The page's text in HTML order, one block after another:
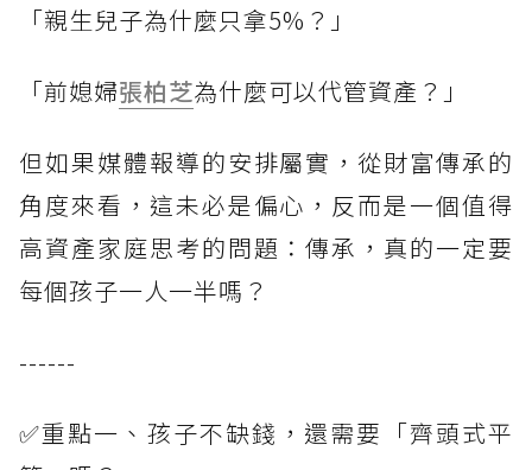
「親生兒子為什麼只拿5%？」
「前媳婦張柏芝為什麼可以代管資產？」
但如果媒體報導的安排屬實，從財富傳承的
角度來看，這未必是偏心，反而是一個值得
高資產家庭思考的問題：傳承，真的一定要
每個孩子一人一半嗎？
------
✅重點一、孩子不缺錢，還需要「齊頭式平